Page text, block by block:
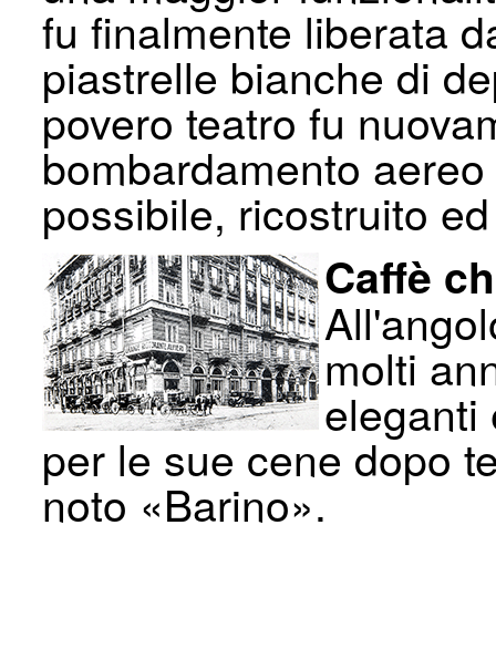
fu finalmente liberata
piastrelle bianche di
povero teatro fu
bombardamento
possibile, ricostruito
Caffè
molti
eleganti
per le sue cene dopo
noto «Barino».